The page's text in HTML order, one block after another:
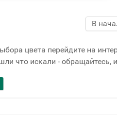
В
цвета перейдите на
что искали - обращайтесь,